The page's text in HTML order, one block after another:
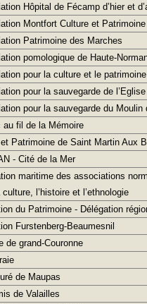
Hôpital de Fécamp d’hier et
Montfort Culture et Patrimoine
Patrimoine des Marches
pomologique de Haute-
pour la culture et le
pour la sauvegarde de
pour la sauvegarde du Moulin
au fil de la Mémoire
Patrimoine de Saint Martin Aux
- Cité de la Mer
maritime des associations
l’histoire et l’ethnologie
du Patrimoine - Délégation
Furstenberg-Beaumesnil
de grand-Couronne
de Maupas
de Valailles